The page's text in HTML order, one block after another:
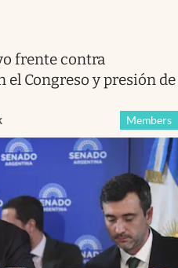
frente contra
el Congreso y presión de
Members